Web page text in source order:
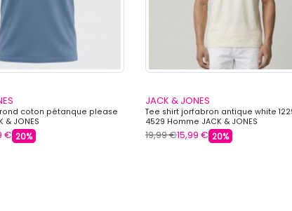
coton pétanque please
& JONES
€ 20%
JACK & JONES
Tee shirt jorfabron antique white
4529 Homme JACK & JONES
19,99 €15,99 € 20%